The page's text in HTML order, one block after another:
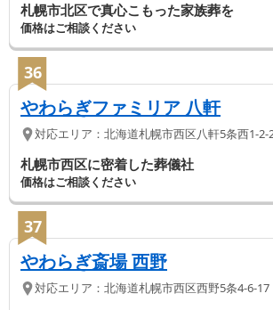
札幌市北区で真心こもった家族葬を
価格はご相談ください
36
やわらぎファミリア 八軒
対応エリア： 北海道札幌市西区八軒5条西1-2-
札幌市西区に密着した葬儀社
価格はご相談ください
37
やわらぎ斎場 西野
対応エリア： 北海道札幌市西区西野5条4-6-17